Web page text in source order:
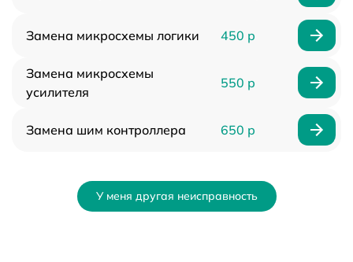
Замена микросхемы логики 450 р
Замена микросхемы
усилителя
550 р
Замена шим контроллера 650 р
У меня другая неисправность